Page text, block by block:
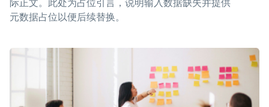
元数据占位以便后续替换。